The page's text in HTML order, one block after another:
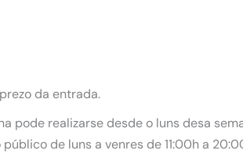
da entrada.
pode realizarse desde o luns desa
de luns a venres de 11:00h a